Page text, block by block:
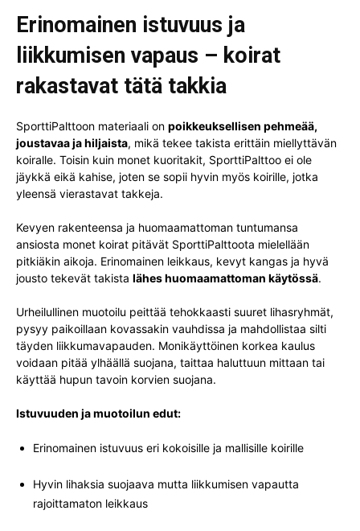
Erinomainen istuvuus ja
liikkumisen vapaus – koirat
rakastavat tätä takkia
SporttiPalttoon materiaali on poikkeuksellisen pehmeää,
joustavaa ja hiljaista, mikä tekee takista erittäin miellyttävän
koiralle. Toisin kuin monet kuoritakit, SporttiPalttoo ei ole
jäykkä eikä kahise, joten se sopii hyvin myös koirille, jotka
yleensä vierastavat takkeja.
Kevyen rakenteensa ja huomaamattoman tuntumansa
ansiosta monet koirat pitävät SporttiPalttoota mielellään
pitkiäkin aikoja. Erinomainen leikkaus, kevyt kangas ja hyvä
jousto tekevät takista lähes huomaamattoman käytössä.
Urheilullinen muotoilu peittää tehokkaasti suuret lihasryhmät,
pysyy paikoillaan kovassakin vauhdissa ja mahdollistaa silti
täyden liikkumavapauden. Monikäyttöinen korkea kaulus
voidaan pitää ylhäällä suojana, taittaa haluttuun mittaan tai
käyttää hupun tavoin korvien suojana.
Istuvuuden ja muotoilun edut:
Erinomainen istuvuus eri kokoisille ja mallisille koirille
Hyvin lihaksia suojaava mutta liikkumisen vapautta
rajoittamaton leikkaus